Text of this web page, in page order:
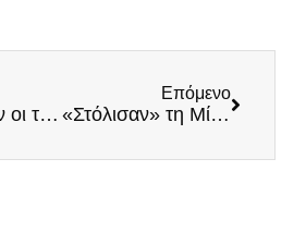
Τι ετοιμάζουν οι τζιχαντιστές στην Πατρίδα μας;
Επόμενο
«Στόλισαν» τη Μίνα Γκάγκα στην Πάτρα – Δεν στέκονται πουθενά οι νεοδημοκράτες